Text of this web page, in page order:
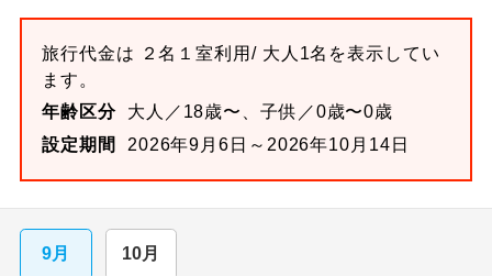
旅行代金は ２名１室利用/ 大人1名を表示してい
ます。
年齢区分
大人／18歳〜、子供／0歳〜0歳
設定期間
2026年9月6日～2026年10月14日
9月 10月